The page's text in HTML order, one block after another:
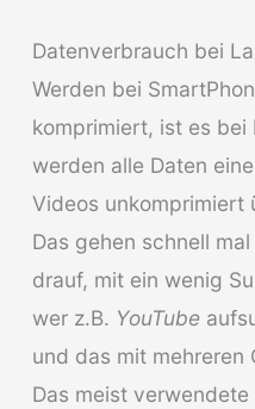
Datenverbrauch bei
Werden bei
komprimiert, ist es
werden alle Daten
Videos unkomprimiert
Das gehen schnell
drauf, mit ein wenig
wer z.B. YouTube
und das mit mehreren
Das meist